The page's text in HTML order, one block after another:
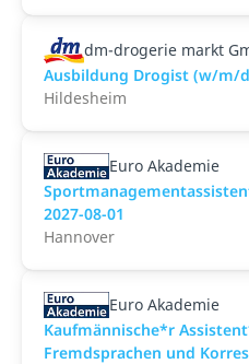
dm-drogerie markt
Ausbildung Drogist (w/m/
Hildesheim
Euro Akademie
2027-08-01
Hannover
Euro Akademie
Kaufmännische*r
Fremdsprachen und